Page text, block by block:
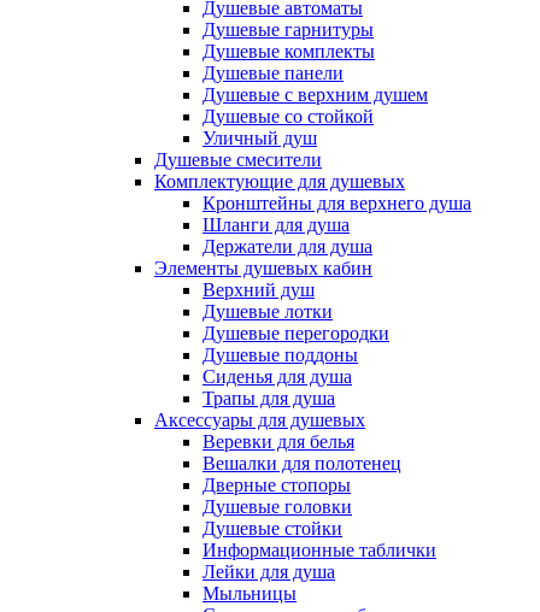
Душевые автоматы
Душевые гарнитуры
Душевые комплекты
Душевые панели
Душевые с верхним душем
Душевые со стойкой
Уличный душ
Душевые смесители
Комплектующие для душевых
Кронштейны для верхнего душа
Шланги для душа
Держатели для душа
Элементы душевых кабин
Верхний душ
Душевые лотки
Душевые перегородки
Душевые поддоны
Сиденья для душа
Трапы для душа
Аксессуары для душевых
Веревки для белья
Вешалки для полотенец
Дверные стопоры
Душевые головки
Душевые стойки
Информационные таблички
Лейки для душа
Мыльницы